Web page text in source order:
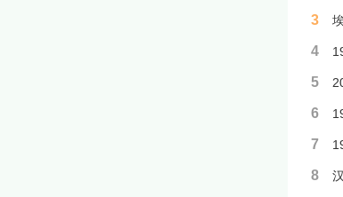
3
4
5
6
7
8